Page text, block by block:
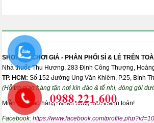
SHOP ĐỒ CHƠI GIẢ - PHÂN PHỐI SỈ & LẺ TRÊN
Nhà thuốc Thu Hương, 283 Định Công Thượng,
TP. HCM: Số 152 đường Ung Văn Khiêm, P.25, Bình
(Hỗ trợ giao hàng tận nơi kín đáo & tế nhị, đóng gói
Miễn phí giao hàng. Nhận hàng mới thanh toán!
Facebook:https://www.facebook.com/